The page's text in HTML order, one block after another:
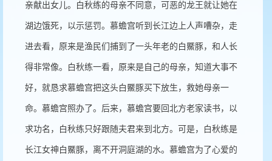
亲献出女儿。白秋练的母亲不同意，可恶的龙王就让她在
湖边饿死，以示惩罚。慕蟾宫听到长江边上人声嘈杂，走
进去看，原来是渔民们捕到了一头年老的白鱀豚，和人长
得非常像。白秋练一看，原来是自己的母亲，知道大事不
好，就恳求慕蟾宫把这头白鱀豚买下放生，救她母亲一
命。慕蟾宫照办了。后来，慕蟾宫要回北方老家读书，以
求功名，白秋练只好跟随夫君来到北方。可是，白秋练是
长江女神白鱀豚，离不开洞庭湖的水。慕蟾宫为了心爱的